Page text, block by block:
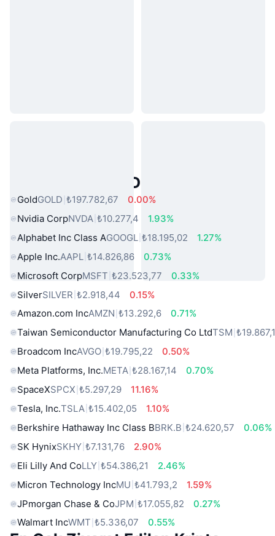
Popüler Gerçek Dünya Varlıkları
GoldGOLD ₺197.782,67
0.00%
Nvidia CorpNVDA ₺10.277,4
1.93%
Alphabet Inc Class AGOOGL ₺18.195,02
1.27%
Apple Inc.AAPL ₺14.826,86
0.73%
Microsoft CorpMSFT ₺23.523,77
0.33%
SilverSILVER ₺2.918,44
0.15%
Amazon.com IncAMZN ₺13.292,6
0.71%
Taiwan Semiconductor Manufacturing Co LtdTSM
Broadcom IncAVGO ₺19.795,22
0.50%
Meta Platforms, Inc.META ₺28.167,14
0.70%
SpaceXSPCX ₺5.297,29
11.16%
Tesla, Inc.TSLA ₺15.402,05
1.10%
Berkshire Hathaway Inc Class BBRK.B ₺24.620,57
0.06%
SK HynixSKHY ₺7.131,76
2.90%
Eli Lilly And CoLLY ₺54.386,21
2.46%
Micron Technology IncMU ₺41.793,2
1.59%
JPmorgan Chase & CoJPM ₺17.055,82
0.27%
Walmart IncWMT ₺5.336,07 0.55%